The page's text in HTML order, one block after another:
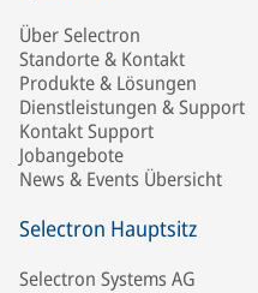
Über Selectron
Standorte & Kontakt
Produkte & Lösungen
Dienstleistungen & Support
Kontakt Support
Jobangebote
News & Events Übersicht
Selectron Hauptsitz
Selectron Systems AG